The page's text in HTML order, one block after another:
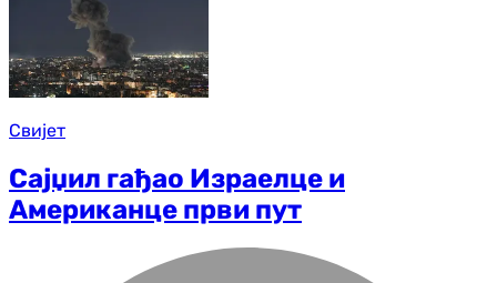
Свијет
Сајџил гађао Израелце и
Американце први пут